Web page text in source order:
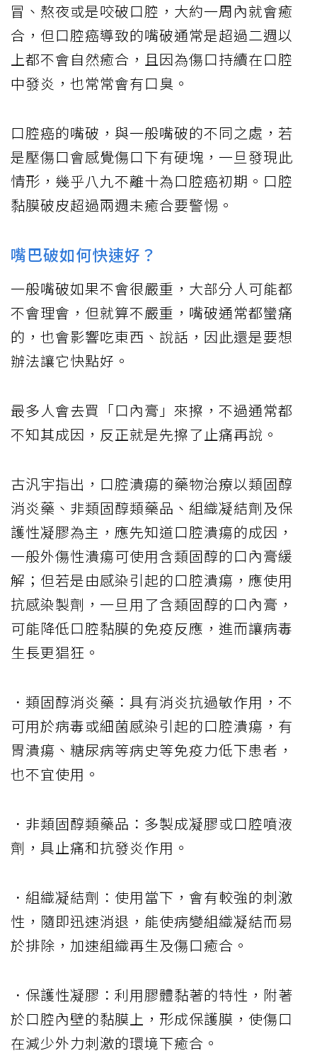
冒、熬夜或是咬破口腔，大約一周內就會癒
合，但口腔癌導致的嘴破通常是超過二週以
上都不會自然癒合，且因為傷口持續在口腔
中發炎，也常常會有口臭。
口腔癌的嘴破，與一般嘴破的不同之處，若
是壓傷口會感覺傷口下有硬塊，一旦發現此
情形，幾乎八九不離十為口腔癌初期。口腔
黏膜破皮超過兩週未癒合要警惕。
嘴巴破如何快速好？
一般嘴破如果不會很嚴重，大部分人可能都
不會理會，但就算不嚴重，嘴破通常都蠻痛
的，也會影響吃東西、說話，因此還是要想
辦法讓它快點好。
最多人會去買「口內膏」來擦，不過通常都
不知其成因，反正就是先擦了止痛再說。
古汎宇指出，口腔潰瘍的藥物治療以類固醇
消炎藥、非類固醇類藥品、組織凝結劑及保
護性凝膠為主，應先知道口腔潰瘍的成因，
一般外傷性潰瘍可使用含類固醇的口內膏緩
解；但若是由感染引起的口腔潰瘍，應使用
抗感染製劑，一旦用了含類固醇的口內膏，
可能降低口腔黏膜的免疫反應，進而讓病毒
生長更猖狂。
．類固醇消炎藥：具有消炎抗過敏作用，不
可用於病毒或細菌感染引起的口腔潰瘍，有
胃潰瘍、糖尿病等病史等免疫力低下患者，
也不宜使用。
．非類固醇類藥品：多製成凝膠或口腔噴液
劑，具止痛和抗發炎作用。
．組織凝結劑：使用當下，會有較強的刺激
性，隨即迅速消退，能使病變組織凝結而易
於排除，加速組織再生及傷口癒合。
．保護性凝膠：利用膠體黏著的特性，附著
於口腔內壁的黏膜上，形成保護膜，使傷口
在減少外力刺激的環境下癒合。